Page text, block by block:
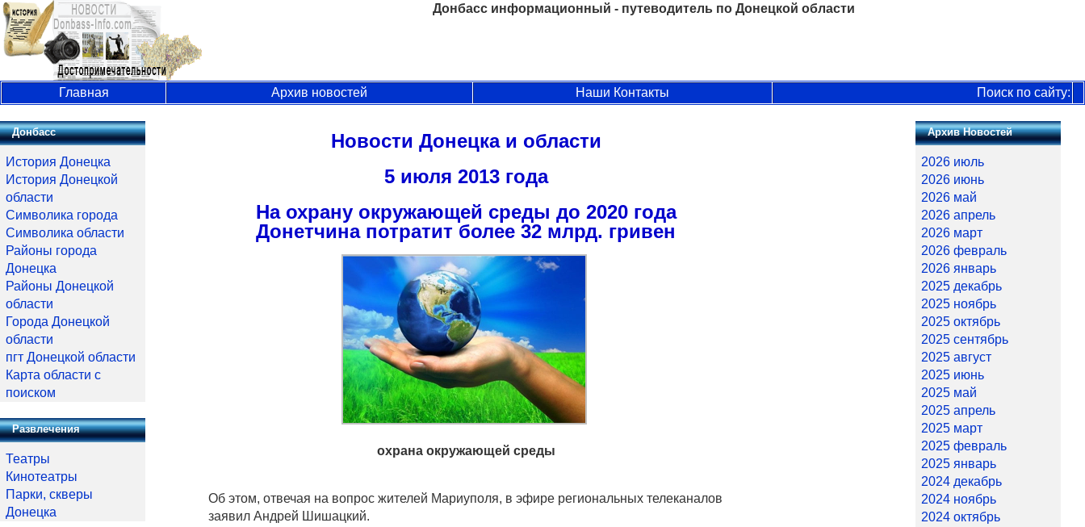
Донбасс информационный - путеводитель по Донецкой области
Главная Архив новостей Наши Контакты Поиск по сайту:
Новости Донецка и области
5 июля 2013 года
На охрану окружающей среды до 2020 года
Донетчина потратит более 32 млрд. гривен
охрана окружающей среды
Об этом, отвечая на вопрос жителей Мариуполя, в эфире региональных телеканалов
заявил Андрей Шишацкий.
Донбасс
История Донецка
История Донецкой
области
Символика города
Символика области
Районы города
Донецка
Районы Донецкой
области
Города Донецкой
области
пгт Донецкой области
Карта области с
поиском
Развлечения
Театры
Кинотеатры
Парки, скверы
Донецка
Архив Новостей
2026 июль
2026 июнь
2026 май
2026 апрель
2026 март
2026 февраль
2026 январь
2025 декабрь
2025 ноябрь
2025 октябрь
2025 сентябрь
2025 август
2025 июнь
2025 май
2025 апрель
2025 март
2025 февраль
2025 январь
2024 декабрь
2024 ноябрь
2024 октябрь